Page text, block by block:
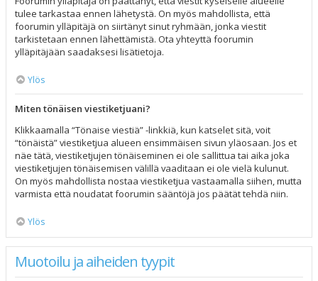
tulee tarkastaa ennen lähetystä. On myös mahdollista, että
foorumin ylläpitäjä on siirtänyt sinut ryhmään, jonka viestit
tarkistetaan ennen lähettämistä. Ota yhteyttä foorumin
ylläpitäjään saadaksesi lisätietoja.
Ylös
Miten tönäisen viestiketjuani?
Klikkaamalla “Tönaise viestiä” -linkkiä, kun katselet sitä, voit
“tönäistä” viestiketjua alueen ensimmäisen sivun yläosaan. Jos et
näe tätä, viestiketjujen tönäiseminen ei ole sallittua tai aika joka
viestiketjujen tönäisemisen välillä vaaditaan ei ole vielä kulunut.
On myös mahdollista nostaa viestiketjua vastaamalla siihen, mutta
varmista että noudatat foorumin sääntöjä jos päätät tehdä niin.
Ylös
Muotoilu ja aiheiden tyypit